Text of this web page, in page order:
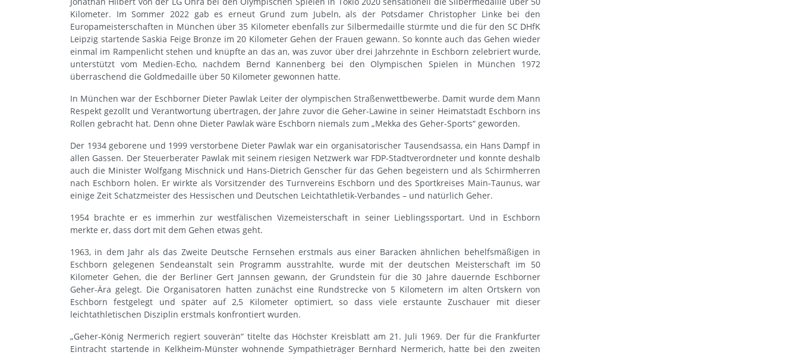
Kilometer. Im Sommer 2022 gab es erneut Grund zum Jubeln, als der Potsdamer Christopher Linke bei den
Europameisterschaften in München über 35 Kilometer ebenfalls zur Silbermedaille stürmte und die für den SC DHfK
Leipzig startende Saskia Feige Bronze im 20 Kilometer Gehen der Frauen gewann. So konnte auch das Gehen wieder
einmal im Rampenlicht stehen und knüpfte an das an, was zuvor über drei Jahrzehnte in Eschborn zelebriert wurde,
unterstützt vom Medien-Echo, nachdem Bernd Kannenberg bei den Olympischen Spielen in München 1972
überraschend die Goldmedaille über 50 Kilometer gewonnen hatte.
In München war der Eschborner Dieter Pawlak Leiter der olympischen Straßenwettbewerbe. Damit wurde dem Mann
Respekt gezollt und Verantwortung übertragen, der Jahre zuvor die Geher-Lawine in seiner Heimatstadt Eschborn ins
Rollen gebracht hat. Denn ohne Dieter Pawlak wäre Eschborn niemals zum „Mekka des Geher-Sports“ geworden.
Der 1934 geborene und 1999 verstorbene Dieter Pawlak war ein organisatorischer Tausendsassa, ein Hans Dampf in
allen Gassen. Der Steuerberater Pawlak mit seinem riesigen Netzwerk war FDP-Stadtverordneter und konnte deshalb
auch die Minister Wolfgang Mischnick und Hans-Dietrich Genscher für das Gehen begeistern und als Schirmherren
nach Eschborn holen. Er wirkte als Vorsitzender des Turnvereins Eschborn und des Sportkreises Main-Taunus, war
einige Zeit Schatzmeister des Hessischen und Deutschen Leichtathletik-Verbandes – und natürlich Geher.
1954 brachte er es immerhin zur westfälischen Vizemeisterschaft in seiner Lieblingssportart. Und in Eschborn
merkte er, dass dort mit dem Gehen etwas geht.
1963, in dem Jahr als das Zweite Deutsche Fernsehen erstmals aus einer Baracken ähnlichen behelfsmäßigen in
Eschborn gelegenen Sendeanstalt sein Programm ausstrahlte, wurde mit der deutschen Meisterschaft im 50
Kilometer Gehen, die der Berliner Gert Jannsen gewann, der Grundstein für die 30 Jahre dauernde Eschborner
Geher-Ära gelegt. Die Organisatoren hatten zunächst eine Rundstrecke von 5 Kilometern im alten Ortskern von
Eschborn festgelegt und später auf 2,5 Kilometer optimiert, so dass viele erstaunte Zuschauer mit dieser
leichtathletischen Disziplin erstmals konfrontiert wurden.
„Geher-König Nermerich regiert souverän“ titelte das Höchster Kreisblatt am 21. Juli 1969. Der für die Frankfurter
Eintracht startende in Kelkheim-Münster wohnende Sympathieträger Bernhard Nermerich, hatte bei den zweiten